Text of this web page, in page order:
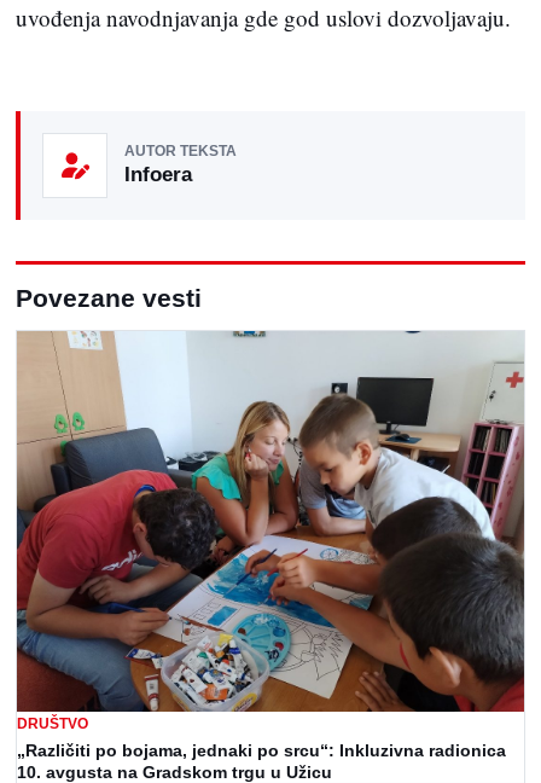
uvođenja navodnjavanja gde god uslovi dozvoljavaju.
AUTOR TEKSTA
Infoera
Povezane vesti
DRUŠTVO
„Različiti po bojama, jednaki po srcu“: Inkluzivna radionica
10. avgusta na Gradskom trgu u Užicu